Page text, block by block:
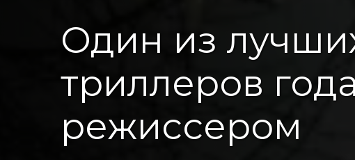
Один из
триллеров
режиссером